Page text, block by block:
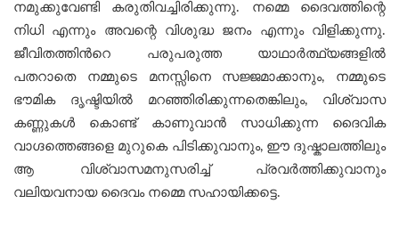
നമുക്കുവേണ്ടി കരുതിവച്ചിരിക്കുന്നു. നമ്മെ ദൈവത്തിന്റെ
നിധി എന്നും അവന്റെ വിശുദ്ധ ജനം എന്നും വിളിക്കുന്നു.
ജീവിതത്തിന്‍റെ പരുപരുത്ത യാഥാർത്ഥ്യങ്ങളിൽ
പതറാതെ നമ്മുടെ മനസ്സിനെ സജ്ജമാക്കാനും, നമ്മുടെ
ഭൗമിക ദൃഷ്ടിയിൽ മറഞ്ഞിരിക്കുന്നതെങ്കിലും, വിശ്വാസ
കണ്ണുകള്‍ കൊണ്ട് കാണുവാന്‍ സാധിക്കുന്ന ദൈവിക
വാഗ്ദത്തെങ്ങളെ മുറുകെ പിടിക്കുവാനും, ഈ ദുഷ്കാലത്തിലും
ആ വിശ്വാസമനുസരിച്ച് പ്രവർത്തിക്കുവാനും
വലിയവനായ ദൈവം നമ്മെ സഹായിക്കട്ടെ.